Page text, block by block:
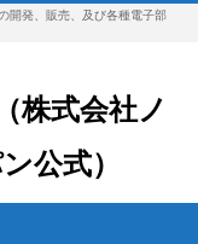
開発、販売、及び各種電子部
株式会社ノ
公式）